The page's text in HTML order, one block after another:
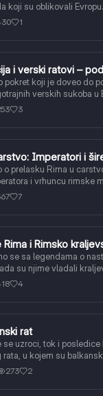
koji su oblikovali Evropu.
1
i verski ratovi –
pokret koji je doveo do
verskih sukoba u
3
Imperatori i
o prelasku Rima u
i vrhuncu rimske
širenja.
7
Rima i Rimsko
se sa legendama o
su njime vladali
4
rat
se uzroci, tok i posledice
rata, u kojem su
deo teritorija od
273 2